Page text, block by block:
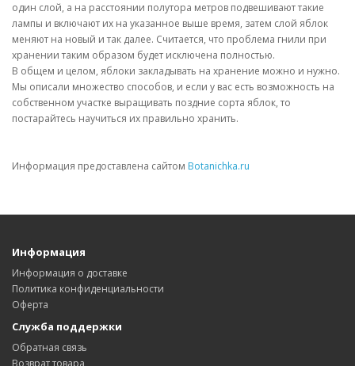
один слой, а на расстоянии полутора метров подвешивают такие
лампы и включают их на указанное выше время, затем слой яблок
меняют на новый и так далее. Считается, что проблема гнили при
хранении таким образом будет исключена полностью.
В общем и целом, яблоки закладывать на хранение можно и нужно.
Мы описали множество способов, и если у вас есть возможность на
собственном участке выращивать поздние сорта яблок, то
постарайтесь научиться их правильно хранить.
Информация предоставлена сайтом Botanichka.ru
Информация
Информация о доставке
Политика конфиденциальности
Оферта
Служба поддержки
Обратная связь
Возврат товара